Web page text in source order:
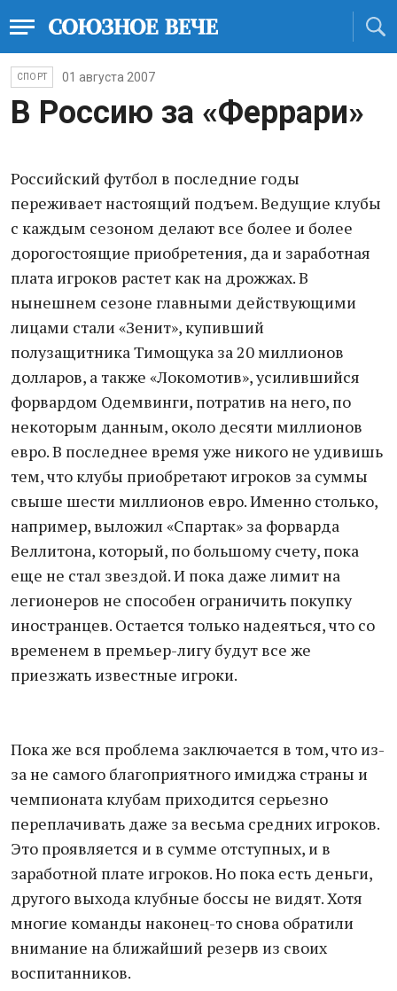
СПОРТ 01 августа 2007
В Россию за «Феррари»
Российский футбол в последние годы
переживает настоящий подъем. Ведущие клубы
с каждым сезоном делают все более и более
дорогостоящие приобретения, да и заработная
плата игроков растет как на дрожжах. В
нынешнем сезоне главными действующими
лицами стали «Зенит», купивший
полузащитника Тимощука за 20 миллионов
долларов, а также «Локомотив», усилившийся
форвардом Одемвинги, потратив на него, по
некоторым данным, около десяти миллионов
евро. В последнее время уже никого не удивишь
тем, что клубы приобретают игроков за суммы
свыше шести миллионов евро. Именно столько,
например, выложил «Спартак» за форварда
Веллитона, который, по большому счету, пока
еще не стал звездой. И пока даже лимит на
легионеров не способен ограничить покупку
иностранцев. Остается только надеяться, что со
временем в премьер-лигу будут все же
приезжать известные игроки.
Пока же вся проблема заключается в том, что из-
за не самого благоприятного имиджа страны и
чемпионата клубам приходится серьезно
переплачивать даже за весьма средних игроков.
Это проявляется и в сумме отступных, и в
заработной плате игроков. Но пока есть деньги,
другого выхода клубные боссы не видят. Хотя
многие команды наконец-то снова обратили
внимание на ближайший резерв из своих
воспитанников.